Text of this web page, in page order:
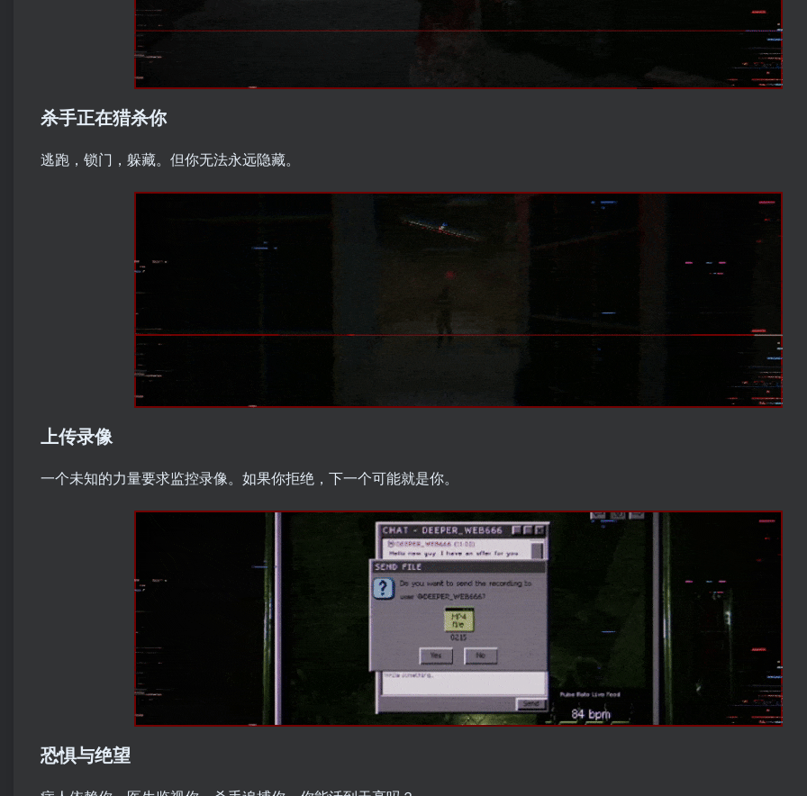
杀手正在猎杀你
逃跑，锁门，躲藏。但你无法永远隐藏。
上传录像
一个未知的力量要求监控录像。如果你拒绝，下一个可能就是你。
恐惧与绝望